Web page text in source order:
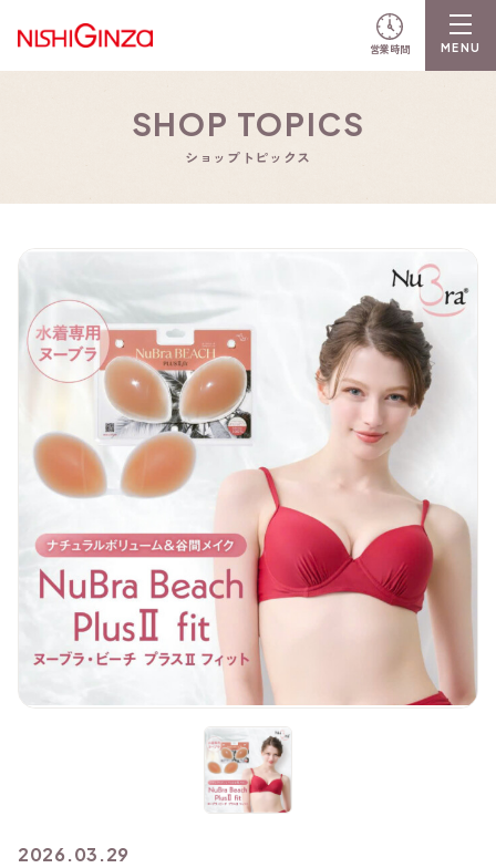
営業時間
SHOP TOPICS
ショップトピックス
2026.03.29